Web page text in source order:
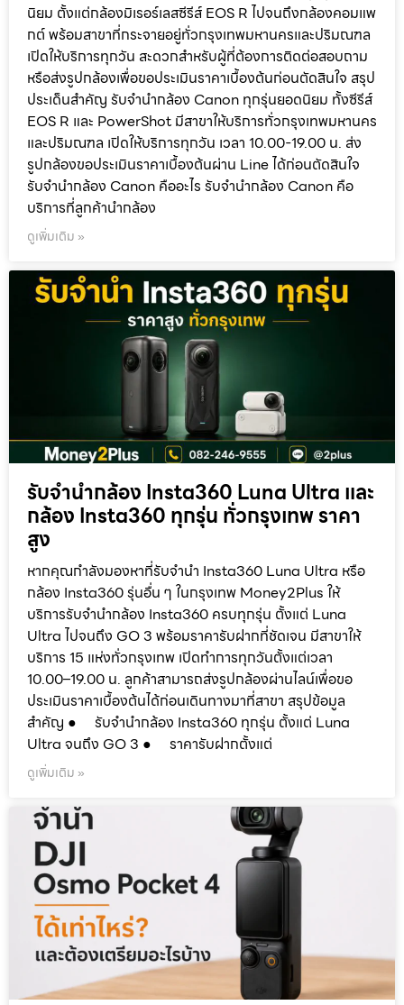
นิยม ตั้งแต่กล้องมิเรอร์เลสซีรีส์ EOS R ไปจนถึงกล้องคอมแพ
กต์ พร้อมสาขาที่กระจายอยู่ทั่วกรุงเทพมหานครและปริมณฑล
เปิดให้บริการทุกวัน สะดวกสำหรับผู้ที่ต้องการติดต่อสอบถาม
หรือส่งรูปกล้องเพื่อขอประเมินราคาเบื้องต้นก่อนตัดสินใจ สรุป
ประเด็นสำคัญ รับจำนำกล้อง Canon ทุกรุ่นยอดนิยม ทั้งซีรีส์
EOS R และ PowerShot มีสาขาให้บริการทั่วกรุงเทพมหานคร
และปริมณฑล เปิดให้บริการทุกวัน เวลา 10.00-19.00 น. ส่ง
รูปกล้องขอประเมินราคาเบื้องต้นผ่าน Line ได้ก่อนตัดสินใจ
รับจำนำกล้อง Canon คืออะไร รับจำนำกล้อง Canon คือ
บริการที่ลูกค้านำกล้อง
ดูเพิ่มเติม »
รับจำนำกล้อง Insta360 Luna Ultra และ
กล้อง Insta360 ทุกรุ่น ทั่วกรุงเทพ ราคา
สูง
หากคุณกำลังมองหาที่รับจำนำ Insta360 Luna Ultra หรือ
กล้อง Insta360 รุ่นอื่น ๆ ในกรุงเทพ Money2Plus ให้
บริการรับจำนำกล้อง Insta360 ครบทุกรุ่น ตั้งแต่ Luna
Ultra ไปจนถึง GO 3 พร้อมราคารับฝากที่ชัดเจน มีสาขาให้
บริการ 15 แห่งทั่วกรุงเทพ เปิดทำการทุกวันตั้งแต่เวลา
10.00–19.00 น. ลูกค้าสามารถส่งรูปกล้องผ่านไลน์เพื่อขอ
ประเมินราคาเบื้องต้นได้ก่อนเดินทางมาที่สาขา สรุปข้อมูล
สำคัญ ● รับจำนำกล้อง Insta360 ทุกรุ่น ตั้งแต่ Luna
Ultra จนถึง GO 3 ● ราคารับฝากตั้งแต่
ดูเพิ่มเติม »